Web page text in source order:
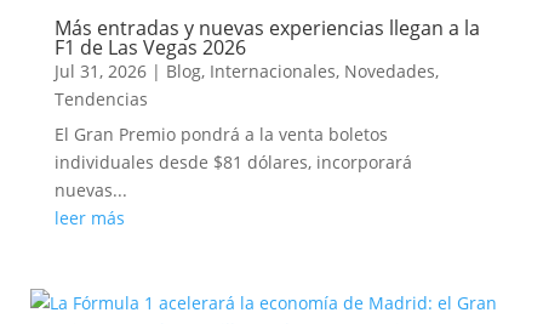
Más entradas y nuevas experiencias llegan a la
F1 de Las Vegas 2026
Jul 31, 2026| Blog, Internacionales, Novedades,
Tendencias
El Gran Premio pondrá a la venta boletos
individuales desde $81 dólares, incorporará
nuevas...
leer más